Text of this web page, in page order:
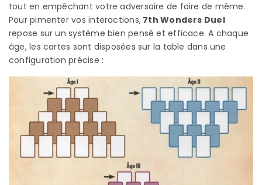
tout en empêchant votre adversaire de faire de même.
Pour pimenter vos interactions,7th Wonders Duel
repose sur un système bien pensé et efficace. A chaque
âge, les cartes sont disposées sur la table dans une
configuration précise :